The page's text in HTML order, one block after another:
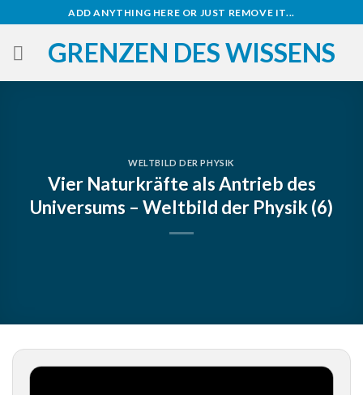
springen
ADD ANYTHING HERE OR JUST REMOVE IT...
GRENZEN DES WISSENS
WELTBILD DER PHYSIK
Vier Naturkräfte als Antrieb des
Universums – Weltbild der Physik (6)